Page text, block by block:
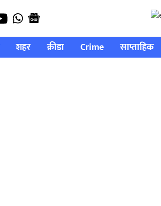
शहर क्रीडा Crime साप्ताहिक